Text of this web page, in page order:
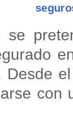
se
Desde
con